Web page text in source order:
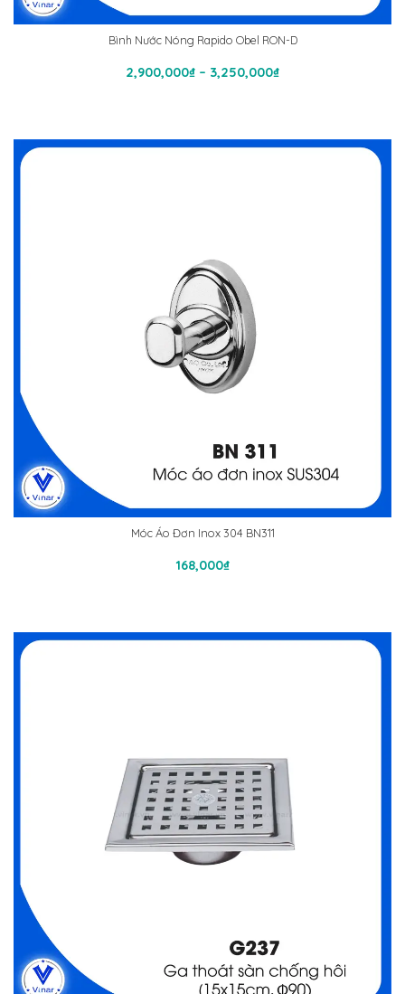
Bình Nước Nóng Rapido Obel RON-D
2,900,000₫ – 3,250,000₫Khoảng
2,900,000₫
Chọn
Móc Áo Đơn Inox 304 BN311
168,000₫
Thêm Vào Giỏ Hàng